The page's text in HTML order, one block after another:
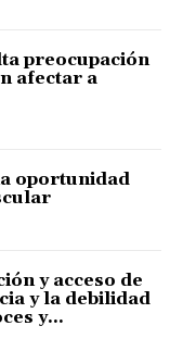
preocupación
afectar a
oportunidad
y acceso de
y la debilidad
y...